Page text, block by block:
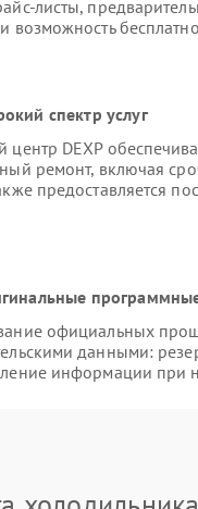
листы,
возможность
спектр услуг
центр DEXP
ремонт, включая
предоставляется
официальных
данными:
информации при